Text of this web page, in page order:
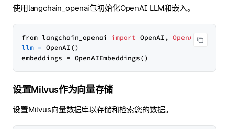
使用langchain_openai包初始化OpenAI LLM和嵌入。
from langchain_openai import OpenAI,
llm = OpenAI()
设置Milvus作为向量存储
设置Milvus向量数据库以存储和检索您的数据。